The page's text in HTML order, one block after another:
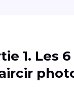
1. Les